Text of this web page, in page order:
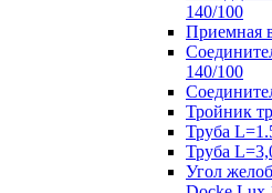
140/100
Приемная
140/100
Тройник
Труба
Труба
Угол